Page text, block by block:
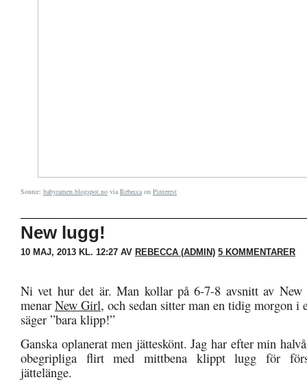
Source: babyramen.blogspot.no via Rebecca on Pinterest
New lugg!
10 MAJ, 2013 KL. 12:27 AV REBECCA (ADMIN) 5 KOMMENTARER
Ni vet hur det är. Man kollar på 6-7-8 avsnitt av
menar New Girl, och sedan sitter man en tidig morgon i
säger ”bara klipp!”
Ganska oplanerat men jätteskönt. Jag har efter min
obegripliga flirt med mittbena klippt lugg för
jättelänge.